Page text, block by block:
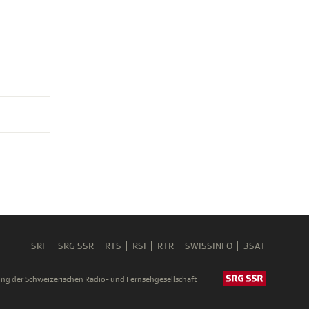
SRF SRG SSR RTS RSI RTR SWISSINFO 3SAT
der Schweizerischen Radio- und Fernsehgesellschaft